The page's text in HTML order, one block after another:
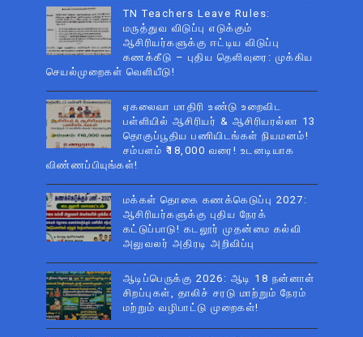
TN Teachers Leave Rules:
மருத்துவ விடுப்பு எடுக்கும்
ஆசிரியர்களுக்கு ஈட்டிய விடுப்பு
கணக்கீடு – புதிய தெளிவுரை: முக்கிய
செயல்முறைகள் வெளியீடு!
ஏகலைவா மாதிரி உண்டு உறைவிட
பள்ளியில் ஆசிரியர் & ஆசிரியரல்லா 13
தொகுப்பூதிய பணியிடங்கள் நியமனம்!
சம்பளம் ₹18,000 வரை! உடனடியாக
விண்ணப்பியுங்கள்!
மக்கள் தொகை கணக்கெடுப்பு 2027:
ஆசிரியர்களுக்கு புதிய நேரக்
கட்டுப்பாடு! கடலூர் முதன்மை கல்வி
அலுவலர் அதிரடி அறிவிப்பு
ஆடிப்பெருக்கு 2026: ஆடி 18 நன்னாள்
சிறப்புகள், தாலிச் சரடு மாற்றும் நேரம்
மற்றும் வழிபாட்டு முறைகள்!